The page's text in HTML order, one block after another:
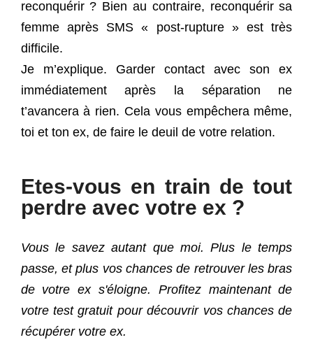
reconquérir ? Bien au contraire, reconquérir sa
femme après SMS « post-rupture » est très
difficile.
Je m’explique. Garder contact avec son ex
immédiatement après la séparation ne
t’avancera à rien. Cela vous empêchera même,
toi et ton ex, de faire le deuil de votre relation.
Etes-vous en train de tout
perdre avec votre ex ?
Vous le savez autant que moi. Plus le temps
passe, et plus vos chances de retrouver les bras
de votre ex s'éloigne. Profitez maintenant de
votre test gratuit pour découvrir vos chances de
récupérer votre ex.